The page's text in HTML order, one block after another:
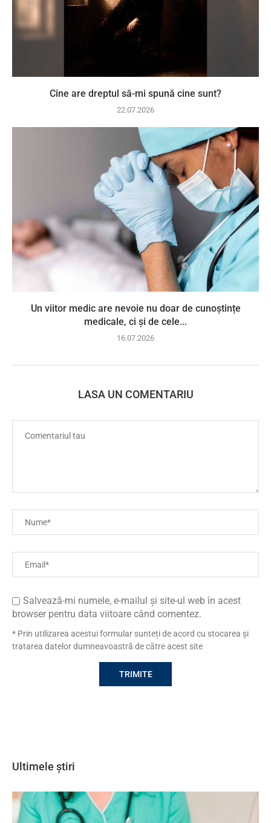
Cine are dreptul să-mi spună cine sunt?
22.07.2026
Un viitor medic are nevoie nu doar de cunoștințe
medicale, ci și de cele...
16.07.2026
LASA UN COMENTARIU
Salvează-mi numele, e-mailul și site-ul web în acest
browser pentru data viitoare când comentez.
* Prin utilizarea acestui formular sunteți de acord cu stocarea și
tratarea datelor dumneavoastră de către acest site
Ultimele știri